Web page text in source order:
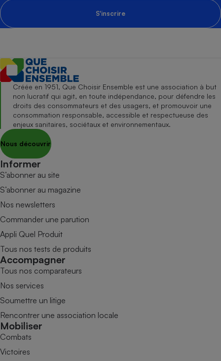
S'inscrire
Créée en 1951, Que Choisir Ensemble est une association à but
non lucratif qui agit, en toute indépendance, pour défendre les
droits des consommateurs et des usagers, et promouvoir une
consommation responsable, accessible et respectueuse des
enjeux sanitaires, sociétaux et environnementaux.
Nous découvrir
Informer
S’abonner au site
S’abonner au magazine
Nos newsletters
Commander une parution
Appli Quel Produit
Tous nos tests de produits
Accompagner
Tous nos comparateurs
Nos services
Soumettre un litige
Rencontrer une association locale
Mobiliser
Combats
Victoires